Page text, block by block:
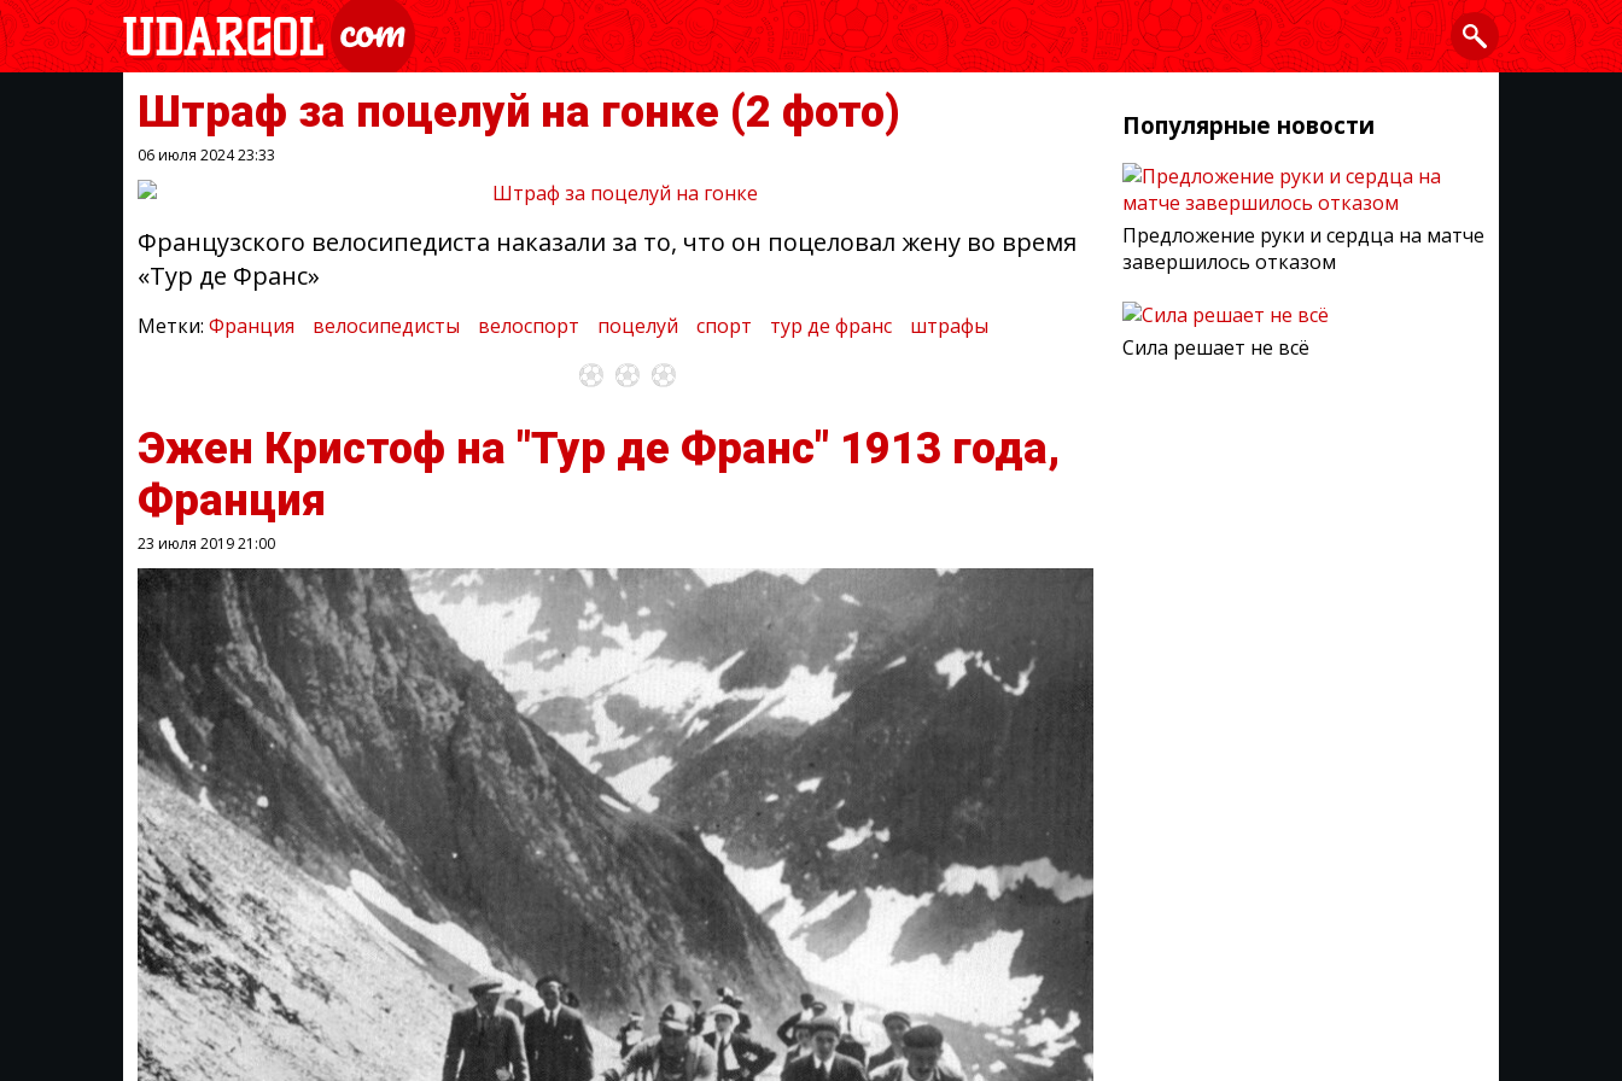
Штраф за поцелуй на гонке (2 фото)
06 июля 202423:33
Французского велосипедиста наказали за то, что он поцеловал жену во время
«Тур де Франс»
Метки: Франция велосипедисты велоспорт поцелуй спорт тур де франс штрафы
Эжен Кристоф на "Тур де Франс" 1913 года,
Франция
23 июля 201921:00
Популярные новости
Предложение руки и сердца на матче
завершилось отказом
Сила решает не всё